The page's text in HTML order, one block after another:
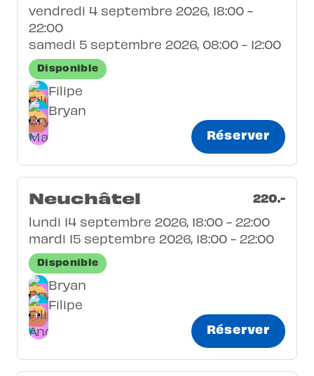
vendredi 4 septembre 2026, 18:00 -
22:00
samedi 5 septembre 2026, 08:00 - 12:00
Disponible
Filipe
Bryan
Réserver
Neuchâtel 220.-
lundi 14 septembre 2026, 18:00 - 22:00
mardi 15 septembre 2026, 18:00 - 22:00
Disponible
Bryan
Filipe
Réserver